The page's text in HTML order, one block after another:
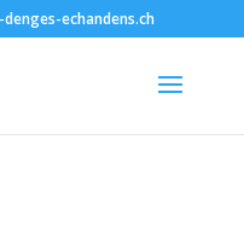
echandens.ch